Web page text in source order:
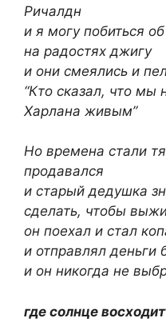
Ричалдн
и я могу побиться
на радостях джигу
и они смеялись и
“Кто сказал, что мы
Харлана живым”
Но времена стали
продавался
и старый дедушка
сделать, чтобы
он поехал и стал
и отправлял деньги
и он никогда не
где солнце